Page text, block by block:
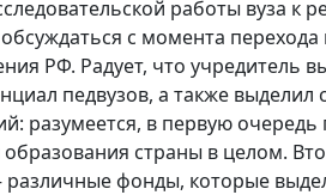
работы вуза к
с момента перехода
РФ. Радует, что учредитель
педвузов, а также
разумеется, в первую
страны в целом.
различные фонды, которые